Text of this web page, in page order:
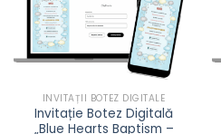
INVITAȚII BOTEZ DIGITALE
Invitație Botez Digitală
„Blue Hearts Baptism –